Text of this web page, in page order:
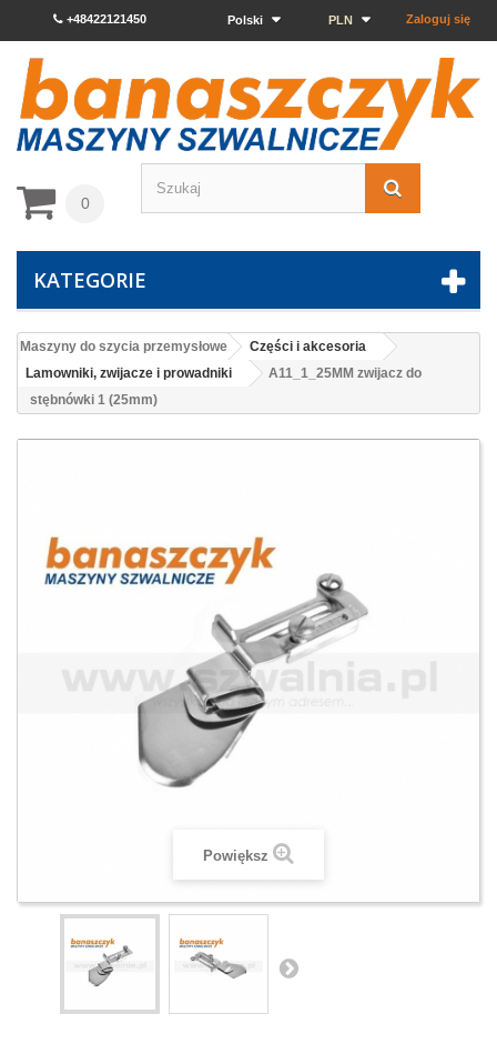
Zaloguj się
PLN
Polski
+48422121450
0
KATEGORIE
Maszyny do szycia przemysłowe
Części i akcesoria
Lamowniki, zwijacze i prowadniki
A11_1_25MM zwijacz do
stębnówki 1 (25mm)
Powiększ